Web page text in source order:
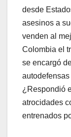
desde
asesinos a
venden al
Colombia el
se encargó
¿Respondió
atrocidades
entrenados